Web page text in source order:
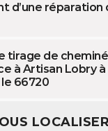
d’une réparation
tirage de
à Artisan Lobry à
66720
LOCALISER